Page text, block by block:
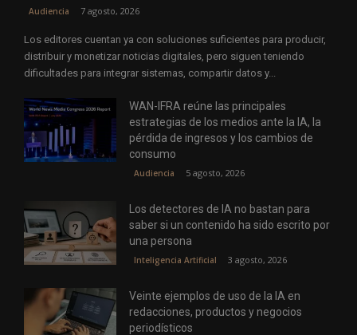
Audiencia 7 agosto, 2026
Los editores cuentan ya con soluciones suficientes para producir,
distribuir y monetizar noticias digitales, pero siguen teniendo
dificultades para integrar sistemas, compartir datos y...
WAN-IFRA reúne las principales
estrategias de los medios ante la IA, la
pérdida de ingresos y los cambios de
consumo
Audiencia 5 agosto, 2026
Los detectores de IA no bastan para
saber si un contenido ha sido escrito por
una persona
Inteligencia Artificial 3 agosto, 2026
Veinte ejemplos de uso de la IA en
redacciones, productos y negocios
periodísticos